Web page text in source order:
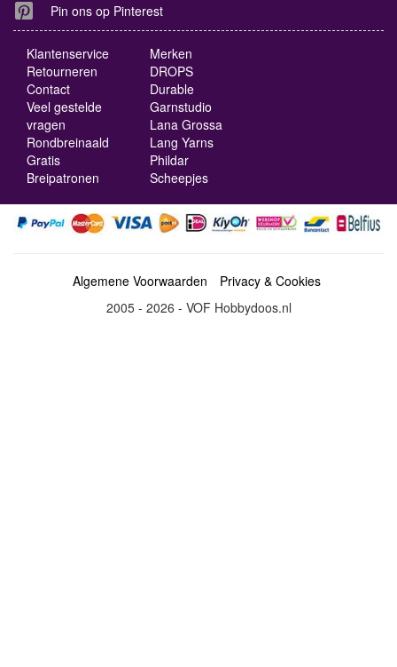
Pin ons op Pinterest
Klantenservice
Retourneren
Contact
Veel gestelde
vragen
Rondbreinaald
Gratis
Breipatronen
Merken
DROPS
Durable
Garnstudio
Lana Grossa
Lang Yarns
Phildar
Scheepjes
Algemene Voorwaarden
Privacy & Cookies
2005 - 2026 - VOF Hobbydoos.nl